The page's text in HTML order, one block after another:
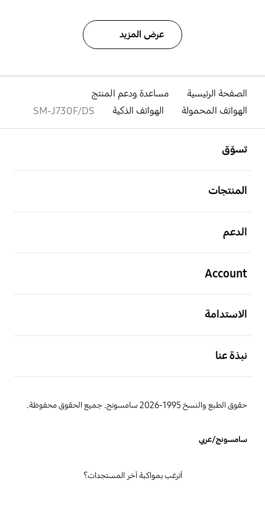
عرض المزيد
الصفحة الرئيسية
مساعدة ودعم المنتج
الهواتف المحمولة
الهواتف الذكية SM-J730F/DS
تسوّق
المنتجات
الدعم
Account
الاستدامة
نبذة عنا
حقوق الطبع والنسخ 1995-2026 سامسونج. جميع الحقوق محفوظة.
سامسونج/عربي
أترغب بمواكبة آخر المستجدات؟